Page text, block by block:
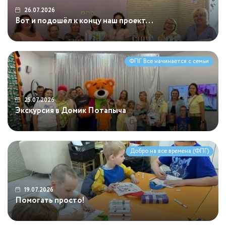
26.07.2026
Вот и подошёл к концу наш проект...
ФПГ Все начинается с семьи
25.07.2026
Экскурсия в Домик Потапыча
Добро на все времена (ФПГ)
19.07.2026
Помогать просто!
18.07.2026
Мастер-класс в пельменной "Скалка"!
14.07.2026
#ЛюбовьНикогдаНеПерестает
13.07.2026